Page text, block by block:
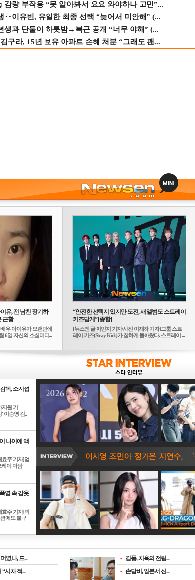
량 부작용 “못 알아봐서 요요 와야하나 고민”...
‥이유빈, 유일한 최종 선택 “늦어서 미안해” (...
생과 단둘이 하룻밤→복근 공개 “너무 야해” (...
구라, 15년 보유 아파트 손해 처분 “그래도 괜...
유, 전 남친 장기하
근황
우 아이유가 오랜만에
6일 자신의 소셜미디...
“안전한 선택지 있지만 도전, 새 앨범도 스트레이
키즈답게” [종합]
[뉴스엔 글 이민지 기자/사진 이재하 기자]그룹 스트
레이 키즈(Stray Kids)가 칠하게 돌아왔다. 스트레이 ...
감독, 소지섭
지원 기
이승영 감..
나이에 액
효주 기자]엄
케이 마담
염 속 갑옷
효주 기자]박
에도 불구
였나, 드...
시차 적...
- 김풍, 치욕의 전립...
- 손담비, 일본서 신...